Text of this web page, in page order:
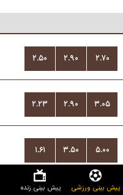
۲.۵۰ ۲.۹۰ ۲.۷۰
۲.۲۳ ۲.۹۰ ۳.۰۵
۱.۶۱ ۳.۵۰ ۵.۰۰
پیش بینی ورزشی پیش بینی زنده